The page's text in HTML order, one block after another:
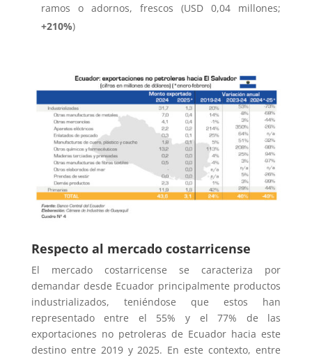
ramos o adornos, frescos (USD 0,04 millones;
+210%)
Respecto al mercado costarricense
El mercado costarricense se caracteriza por
demandar desde Ecuador principalmente productos
industrializados, teniéndose que estos han
representado entre el 55% y el 77% de las
exportaciones no petroleras de Ecuador hacia este
destino entre 2019 y 2025. En este contexto, entre